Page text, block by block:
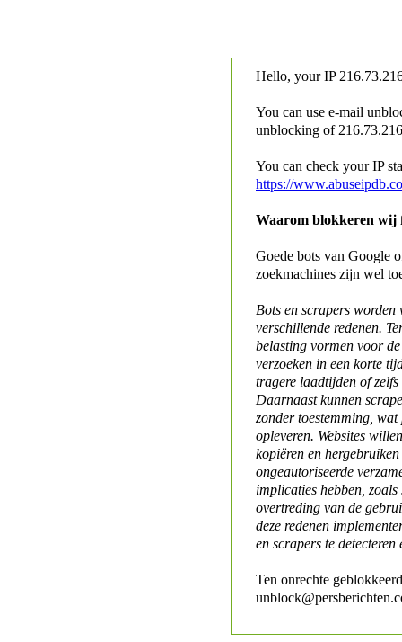
Hello, your IP
You can use e-mail
unblocking of
You can check your IP
https://
Waarom blokkeren wij
Goede bots van Google
zoekmachines zijn wel
Bots en scrapers worden
verschillende redenen.
belasting vormen voor
verzoeken in een korte
tragere laadtijden of
Daarnaast kunnen
zonder toestemming,
opleveren. Websites
kopiëren en
ongeautoriseerde
implicaties hebben,
overtreding van de
deze redenen
en scrapers te detecteren
Ten onrechte